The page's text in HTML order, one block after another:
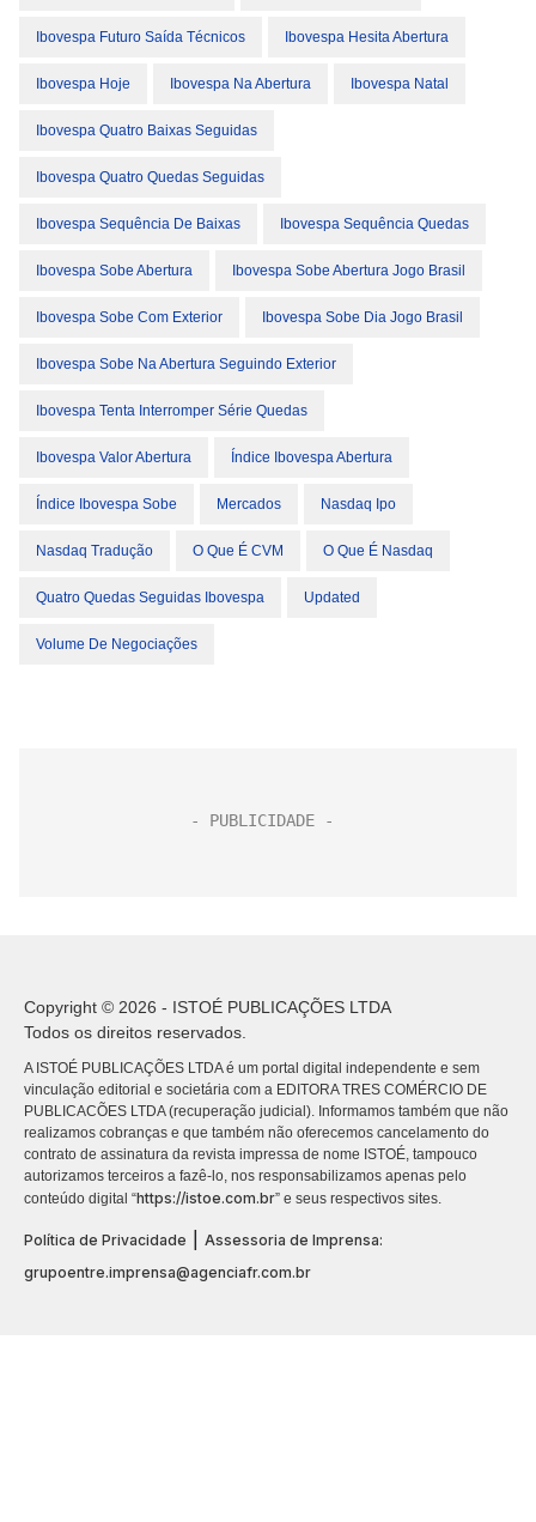
Ibovespa Futuro Saída Técnicos Ibovespa Hesita Abertura
Ibovespa Hoje Ibovespa Na Abertura Ibovespa Natal
Ibovespa Quatro Baixas Seguidas
Ibovespa Quatro Quedas Seguidas
Ibovespa Sequência De Baixas Ibovespa Sequência Quedas
Ibovespa Sobe Abertura Ibovespa Sobe Abertura Jogo Brasil
Ibovespa Sobe Com Exterior Ibovespa Sobe Dia Jogo Brasil
Ibovespa Sobe Na Abertura Seguindo Exterior
Ibovespa Tenta Interromper Série Quedas
Ibovespa Valor Abertura Índice Ibovespa Abertura
Índice Ibovespa Sobe Mercados Nasdaq Ipo
Nasdaq Tradução O Que É CVM O Que É Nasdaq
Quatro Quedas Seguidas Ibovespa Updated
Volume De Negociações
Copyright © 2026 - ISTOÉ PUBLICAÇÕES LTDA
Todos os direitos reservados.
A ISTOÉ PUBLICAÇÕES LTDA é um portal digital independente e sem
vinculação editorial e societária com a EDITORA TRES COMÉRCIO DE
PUBLICACÕES LTDA (recuperação judicial). Informamos também que não
realizamos cobranças e que também não oferecemos cancelamento do
contrato de assinatura da revista impressa de nome ISTOÉ, tampouco
autorizamos terceiros a fazê-lo, nos responsabilizamos apenas pelo
conteúdo digital “https://istoe.com.br” e seus respectivos sites.
Política de Privacidade
Assessoria de Imprensa:
grupoentre.imprensa@agenciafr.com.br